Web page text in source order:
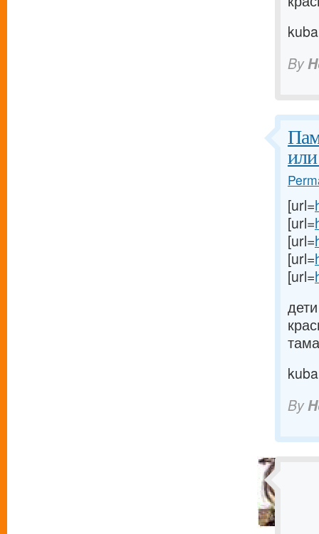
By
[url=
[url=
[url=
[url=
[url=
By